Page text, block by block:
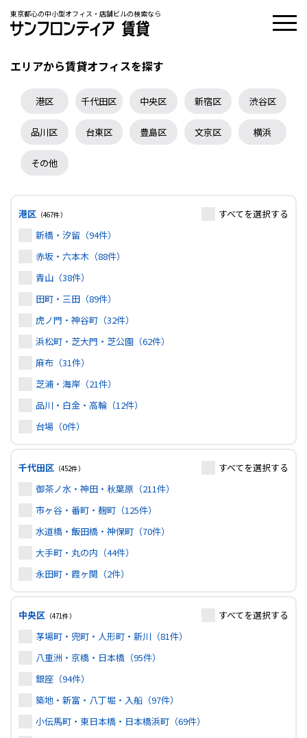
東京都心の中小型オフィス・店舗ビルの検索なら
エリアから賃貸オフィスを探す
港区 千代田区 中央区 新宿区 渋谷区
品川区 台東区 豊島区 文京区 横浜
その他
港区 （467件） すべてを選択する
新橋・汐留（94件）
赤坂・六本木（88件）
青山（38件）
田町・三田（89件）
虎ノ門・神谷町（32件）
浜松町・芝大門・芝公園（62件）
麻布（31件）
芝浦・海岸（21件）
品川・白金・高輪（12件）
台場（0件）
千代田区 （452件） すべてを選択する
御茶ノ水・神田・秋葉原（211件）
市ヶ谷・番町・麹町（125件）
水道橋・飯田橋・神保町（70件）
大手町・丸の内（44件）
永田町・霞ヶ関（2件）
中央区 （471件） すべてを選択する
茅場町・兜町・人形町・新川（81件）
八重洲・京橋・日本橋（95件）
銀座（94件）
築地・新富・八丁堀・入船（97件）
小伝馬町・東日本橋・日本橋浜町（69件）